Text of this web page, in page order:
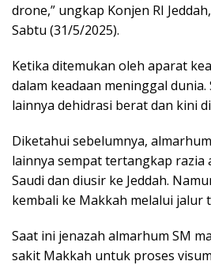
drone,” ungkap Konjen RI
Sabtu (31/5/2025).
Ketika ditemukan oleh aparat
dalam keadaan meninggal dunia.
lainnya dehidrasi berat dan kini
Diketahui sebelumnya,
lainnya sempat tertangkap razia
Saudi dan diusir ke Jeddah.
kembali ke Makkah melalui jalur
Saat ini jenazah almarhum SM
sakit Makkah untuk proses